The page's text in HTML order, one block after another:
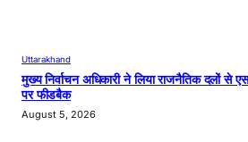
Uttarakhand
मुख्य निर्वाचन अधिकारी ने लिया राजनैतिक दलों से
पर फीडबैक
August 5, 2026